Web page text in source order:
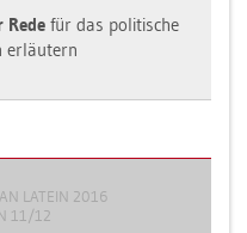
für das po­li­ti­sche
er­läu­tern
LA­TEIN 2016
11/12